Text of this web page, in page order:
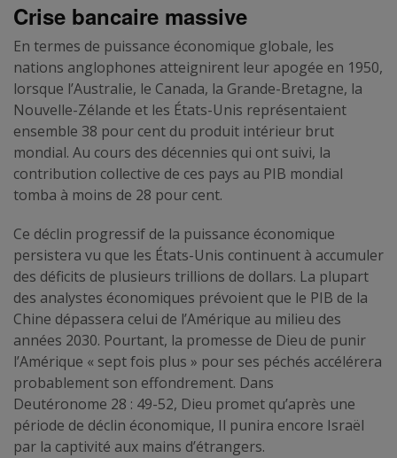
Crise bancaire massive
En termes de puissance économique globale, les
nations anglophones atteignirent leur apogée en 1950,
lorsque l’Australie, le Canada, la Grande-Bretagne, la
Nouvelle-Zélande et les États-Unis représentaient
ensemble 38 pour cent du produit intérieur brut
mondial. Au cours des décennies qui ont suivi, la
contribution collective de ces pays au PIB mondial
tomba à moins de 28 pour cent.
Ce déclin progressif de la puissance économique
persistera vu que les États-Unis continuent à accumuler
des déficits de plusieurs trillions de dollars. La plupart
des analystes économiques prévoient que le PIB de la
Chine dépassera celui de l’Amérique au milieu des
années 2030. Pourtant, la promesse de Dieu de punir
l’Amérique « sept fois plus » pour ses péchés accélérera
probablement son effondrement. Dans
Deutéronome 28 : 49-52, Dieu promet qu’après une
période de déclin économique, Il punira encore Israël
par la captivité aux mains d’étrangers.